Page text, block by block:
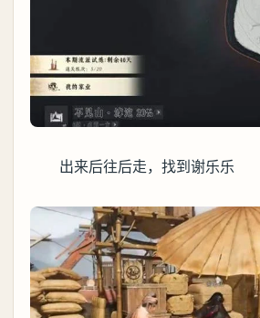
出来后往后走，找到谢乐乐